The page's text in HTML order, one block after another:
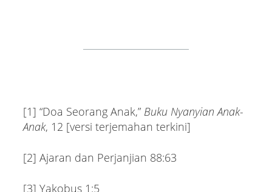
[1] “Doa Seorang Anak,” Buku Nyanyian Anak-
Anak, 12 [versi terjemahan terkini]
[2] Ajaran dan Perjanjian 88:63
[3] Yakobus 1:5